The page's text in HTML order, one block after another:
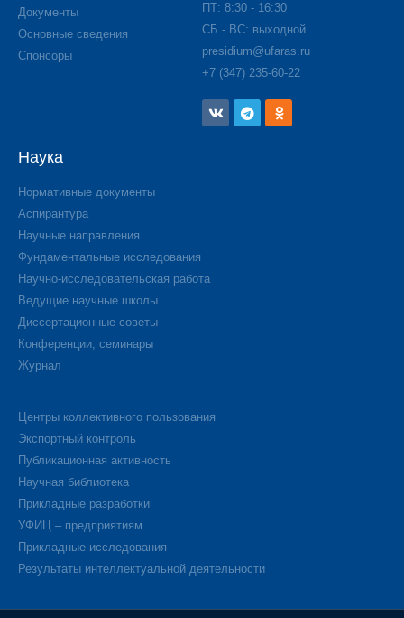
Документы
Основные сведения
Спонсоры
ПТ: 8:30 - 16:30
СБ - ВС: выходной
presidium@ufaras.ru
+7 (347) 235-60-22
Наука
Нормативные документы
Аспирантура
Научные направления
Фундаментальные исследования
Научно-исследовательская работа
Ведущие научные школы
Диссертационные советы
Конференции, семинары
Журнал
Центры коллективного пользования
Экспортный контроль
Публикационная активность
Научная библиотека
Прикладные разработки
УФИЦ – предприятиям
Прикладные исследования
Результаты интеллектуальной деятельности